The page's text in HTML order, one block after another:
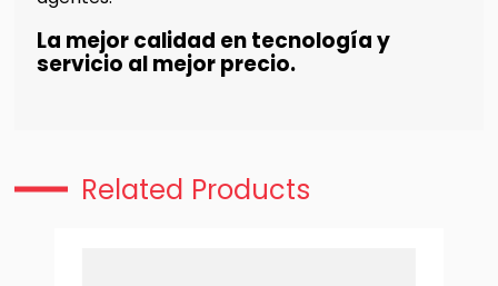
La mejor calidad en tecnología y
servicio al mejor precio.
Related Products